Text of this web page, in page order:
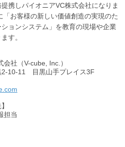
携しパイオニアVC株式会社になりま
「お客様の新しい価値創造の実現のた
ョンシステム」を教育の現場や企業
す。
社（V-cube, Inc.）
10-11 目黒山手プレイス3F
担当